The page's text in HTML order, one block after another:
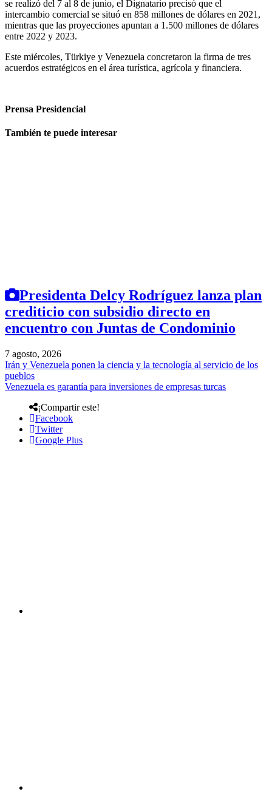
se realizó del 7 al 8 de junio, el Dignatario precisó que el
intercambio comercial se situó en 858 millones de dólares en 2021,
mientras que las proyecciones apuntan a 1.500 millones de dólares
entre 2022 y 2023.
Este miércoles, Türkiye y Venezuela concretaron la firma de tres
acuerdos estratégicos en el área turística, agrícola y financiera.
Prensa Presidencial
También te puede interesar
Presidenta Delcy Rodríguez lanza plan
crediticio con subsidio directo en
encuentro con Juntas de Condominio
7 agosto, 2026
Irán y Venezuela ponen la ciencia y la tecnología al servicio de los
pueblos
Venezuela es garantía para inversiones de empresas turcas
¡Compartir este!
Facebook
Twitter
Google Plus